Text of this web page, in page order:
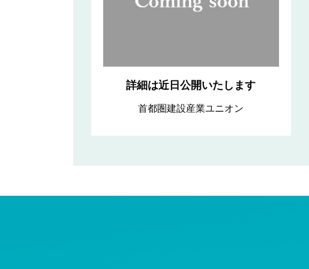
詳細は近日公開いたします
首都圏建設産業ユニオン